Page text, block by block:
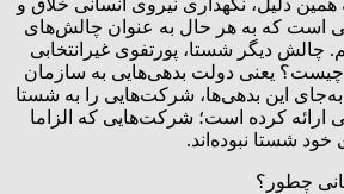
همین دلیل، نگهداری نیروی انسانی خلاق و
است که به هر حال به عنوان چالش‌های
چالش دیگر شستا، پورتفوی غیرانتخابی
چیست؟ یعنی دولت بدهی‌هایی به سازمان
این بدهی‌ها، شرکت‌هایی را به شستا
ارائه کرده است؛ شرکت‌هایی که الزاما
شستا نبوده‌اند.
چطور؟